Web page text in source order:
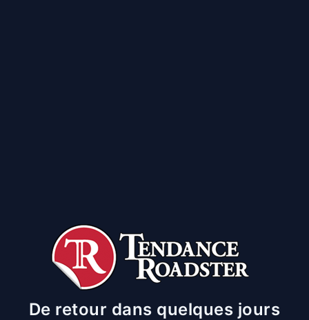
De retour dans quelques jours